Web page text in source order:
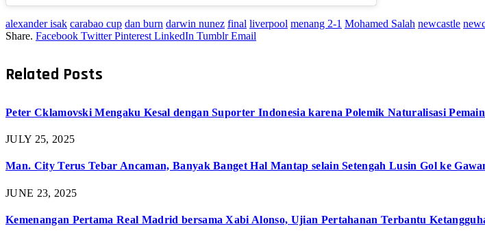
alexander isak carabao cup dan burn darwin nunez final liverpool menang 2-1 Mohamed Salah newcastle
Share. Facebook Twitter Pinterest LinkedIn Tumblr Email
Related Posts
Peter Cklamovski Mengaku Kesal dengan Suporter Indonesia karena Polemik Naturalisasi Pemain
JULY 25, 2025
Man. City Terus Tebar Ancaman, Banyak Banget Hal Mantap selain Setengah Lusin Gol ke
JUNE 23, 2025
Kemenangan Pertama Real Madrid bersama Xabi Alonso, Ujian Pertahanan Terbantu